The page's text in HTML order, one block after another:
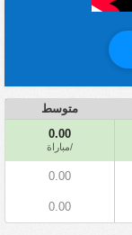
متوسط
0.00
/مباراة
0.00
0.00